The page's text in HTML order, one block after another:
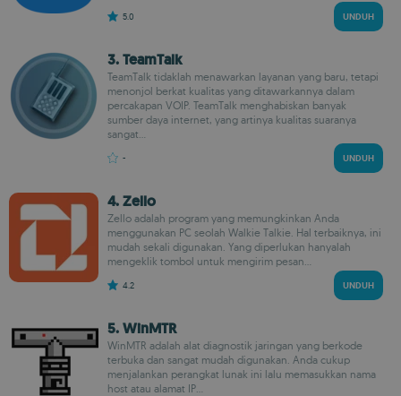
5.0 UNDUH
3. TeamTalk
TeamTalk tidaklah menawarkan layanan yang baru, tetapi
menonjol berkat kualitas yang ditawarkannya dalam
percakapan VOIP. TeamTalk menghabiskan banyak
sumber daya internet, yang artinya kualitas suaranya
sangat...
- UNDUH
4. Zello
Zello adalah program yang memungkinkan Anda
menggunakan PC seolah Walkie Talkie. Hal terbaiknya, ini
mudah sekali digunakan. Yang diperlukan hanyalah
mengeklik tombol untuk mengirim pesan...
4.2 UNDUH
5. WinMTR
WinMTR adalah alat diagnostik jaringan yang berkode
terbuka dan sangat mudah digunakan. Anda cukup
menjalankan perangkat lunak ini lalu memasukkan nama
host atau alamat IP...